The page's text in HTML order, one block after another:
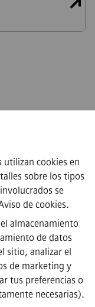
utilizan cookies en
sobre los tipos
se
de cookies.
almacenamiento
de datos
sitio, analizar el
de marketing y
tus preferencias o
necesarias).
corporativa
condiciones
digital